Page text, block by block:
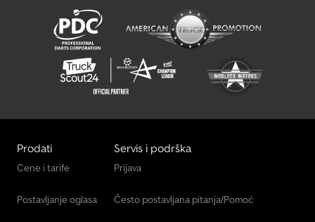
Prodati
Cene i tarife
Postavljanje oglasa
Servis i podrška
Prijava
Često postavljana pitanja/Pomoć